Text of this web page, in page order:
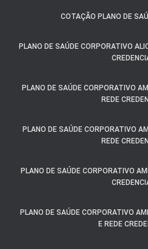
COTAÇÃO PLANO DE
PLANO DE SAÚDE CORPORATIVO
PLANO DE SAÚDE CORPORATIVO
REDE
PLANO DE SAÚDE CORPORATIVO
REDE
PLANO DE SAÚDE CORPORATIVO
PLANO DE SAÚDE CORPORATIVO
E REDE